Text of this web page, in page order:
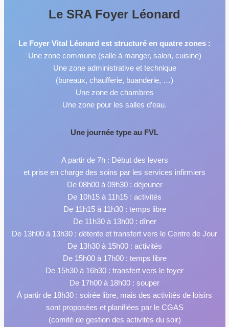
Le SRA Foyer Léonard
Le Foyer Vital Léonard est structuré en quatre zones :
Une zone commune (salle à manger, salon, cuisine)
Une zone administrative et technique
(bureaux, chaufferie, buanderie, …)
Une zone de chambres
Une zone pour les salles d’eau.
Une journée type au FVL
A partir de 7h : Début des levers
et prise en charge des soins par les services infirmiers
De 08h00 à 09h30 : déjeuner
De 10h15 à 11h15 : activités
De 11h15 à 11h30 : temps libre
De 11h30 à 13h00 : dîner
De 13h00 à 13h30 : détente et transfert vers le Centre de Jour
De 13h30 à 15h00 : activités
De 15h00 à 17h00 : temps libre
De 15h30 à 16h30 : transfert vers le foyer
De 17h00 à 18h00 : souper
À partir de 18h30 : soirée libre, mais des activités de loisirs
sont proposées et planifiées par le CGAS
(comité de gestion des activités du soir)